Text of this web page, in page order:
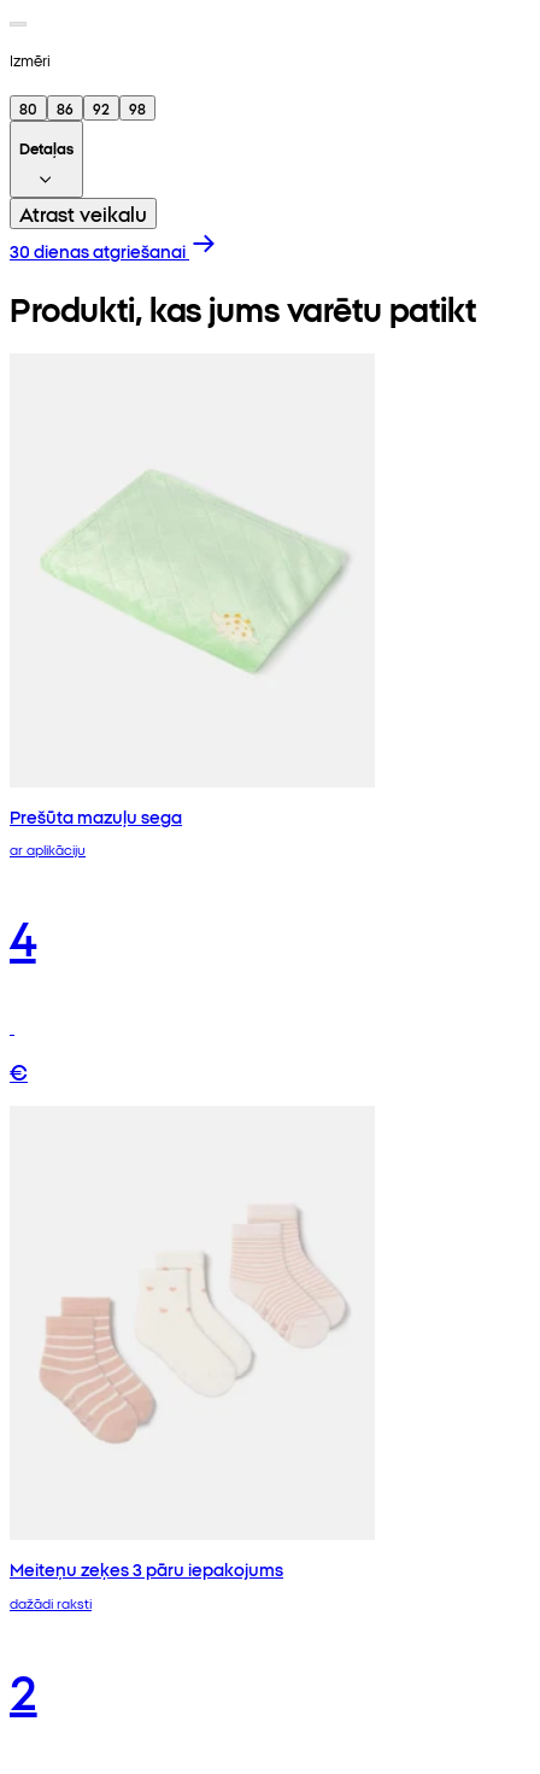
Izmēri
80 86 92
98
Detaļas
Atrast veikalu
30 dienas atgriešanai
Produkti, kas jums varētu patikt
Prešūta mazuļu sega
ar aplikāciju
4
€
Meiteņu zeķes 3 pāru iepakojums
dažādi raksti
2